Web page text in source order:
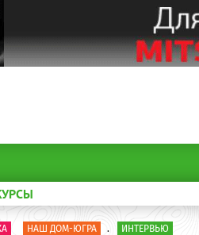
НАШ ДОМ-ЮГРА . ИНТЕРВЬЮ